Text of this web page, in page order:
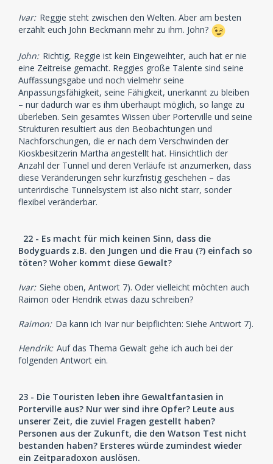
Ivar: Reggie steht zwischen den Welten. Aber am besten
erzählt euch John Beckmann mehr zu ihm. John?
John: Richtig, Reggie ist kein Eingeweihter, auch hat er nie
eine Zeitreise gemacht. Reggies große Talente sind seine
Auffassungsgabe und noch vielmehr seine
Anpassungsfähigkeit, seine Fähigkeit, unerkannt zu bleiben
– nur dadurch war es ihm überhaupt möglich, so lange zu
überleben. Sein gesamtes Wissen über Porterville und seine
Strukturen resultiert aus den Beobachtungen und
Nachforschungen, die er nach dem Verschwinden der
Kioskbesitzerin Martha angestellt hat. Hinsichtlich der
Anzahl der Tunnel und deren Verläufe ist anzumerken, dass
diese Veränderungen sehr kurzfristig geschehen – das
unterirdische Tunnelsystem ist also nicht starr, sonder
flexibel veränderbar.
22 - Es macht für mich keinen Sinn, dass die
Bodyguards z.B. den Jungen und die Frau (?) einfach so
töten? Woher kommt diese Gewalt?
Ivar: Siehe oben, Antwort 7). Oder vielleicht möchten auch
Raimon oder Hendrik etwas dazu schreiben?
Raimon: Da kann ich Ivar nur beipflichten: Siehe Antwort 7).
Hendrik: Auf das Thema Gewalt gehe ich auch bei der
folgenden Antwort ein.
23 - Die Touristen leben ihre Gewaltfantasien in
Porterville aus? Nur wer sind ihre Opfer? Leute aus
unserer Zeit, die zuviel Fragen gestellt haben?
Personen aus der Zukunft, die den Watson Test nicht
bestanden haben? Ersteres würde zumindest wieder
ein Zeitparadoxon auslösen.